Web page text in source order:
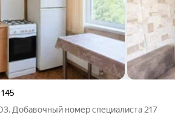
145
Добавочный номер специалиста 217